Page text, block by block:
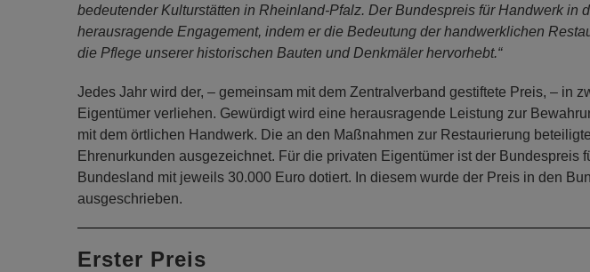
bedeutender Kulturstätten in Rheinland-Pfalz. Der Bundespreis für Handwerk in
herausragende Engagement, indem er die Bedeutung der handwerklichen
die Pflege unserer historischen Bauten und Denkmäler hervorhebt.“
Jedes Jahr wird der, – gemeinsam mit dem Zentralverband gestiftete Preis, – in
Eigentümer verliehen. Gewürdigt wird eine herausragende Leistung zur
mit dem örtlichen Handwerk. Die an den Maßnahmen zur Restaurierung
Ehrenurkunden ausgezeichnet. Für die privaten Eigentümer ist der Bundespreis
Bundesland mit jeweils 30.000 Euro dotiert. In diesem wurde der Preis in den
ausgeschrieben.
Erster Preis